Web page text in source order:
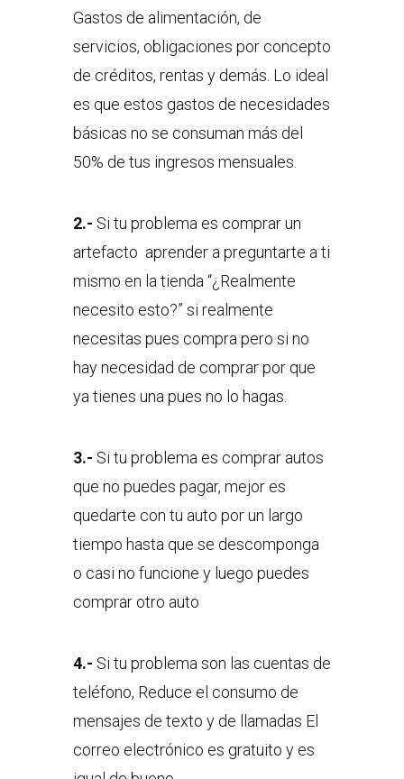
Gastos de alimentación, de
servicios, obligaciones por concepto
de créditos, rentas y demás. Lo ideal
es que estos gastos de necesidades
básicas no se consuman más del
50% de tus ingresos mensuales.
2.- Si tu problema es comprar un
artefacto aprender a preguntarte a ti
mismo en la tienda “¿Realmente
necesito esto?” si realmente
necesitas pues compra pero si no
hay necesidad de comprar por que
ya tienes una pues no lo hagas.
3.- Si tu problema es comprar autos
que no puedes pagar, mejor es
quedarte con tu auto por un largo
tiempo hasta que se descomponga
o casi no funcione y luego puedes
comprar otro auto
4.- Si tu problema son las cuentas de
teléfono, Reduce el consumo de
mensajes de texto y de llamadas El
correo electrónico es gratuito y es